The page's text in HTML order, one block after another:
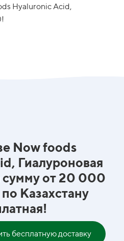
Hyaluronic Acid,
Now foods
Гиалуроновая
сумму от 20 000
по Казахстану
бесплатную доставку